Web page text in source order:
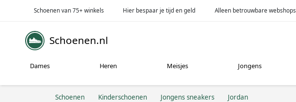
Schoenen van 75+ winkels Hier bespaar je tijd en geld Alleen betrouwbare webshops
Schoenen.nl
Dames Heren Meisjes Jongens
Schoenen Kinderschoenen Jongens sneakers Jordan